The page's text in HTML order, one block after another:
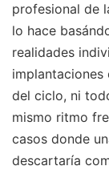
profesional de
lo hace
realidades
implantaciones
del ciclo, ni
mismo ritmo
casos donde
descartaría